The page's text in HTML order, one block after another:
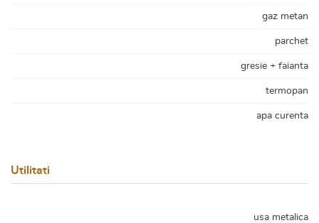
gaz metan
parchet
gresie + faianta
termopan
apa curenta
Utilitati
usa metalica